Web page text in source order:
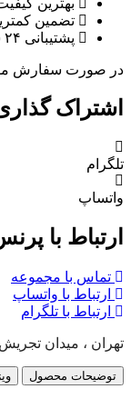
تضمین
پشتیبانی ۲۴ ساعته
در صورت سفارش
اشتراک
تلگرام
واتساپ
ارتباط با
تماس با مجموعه
ارتباط با واتساپ
ارتباط با تلگرام
تهران ، میدان تجریش
توضیحات محصول